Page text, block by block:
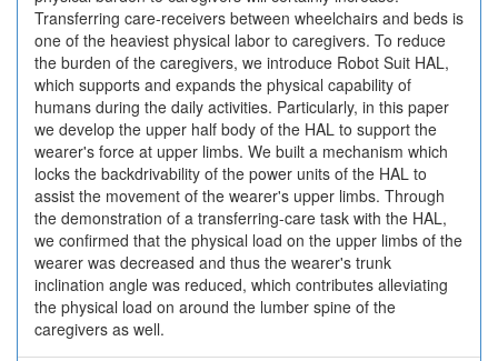
Transferring care-receivers between wheelchairs and beds is
one of the heaviest physical labor to caregivers. To reduce
the burden of the caregivers, we introduce Robot Suit HAL,
which supports and expands the physical capability of
humans during the daily activities. Particularly, in this paper
we develop the upper half body of the HAL to support the
wearer's force at upper limbs. We built a mechanism which
locks the backdrivability of the power units of the HAL to
assist the movement of the wearer's upper limbs. Through
the demonstration of a transferring-care task with the HAL,
we confirmed that the physical load on the upper limbs of the
wearer was decreased and thus the wearer's trunk
inclination angle was reduced, which contributes alleviating
the physical load on around the lumber spine of the
caregivers as well.